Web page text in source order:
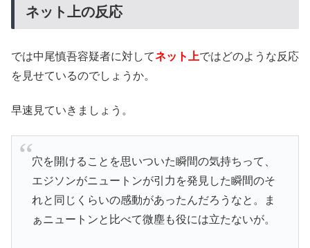
ネット上の反応
では中尾慎吾容疑者に対してネット上ではどのような反応
を見せているのでしょうか。
早速見ていきましょう。
穴を開けることを思いついた瞬間の気持ちって、
エジソンがニュートンが引力を発見した瞬間のそ
れと同じくらいの感動があったんだろうなと。ま
ぁニュートンと比べて微塵も役には立たないが。